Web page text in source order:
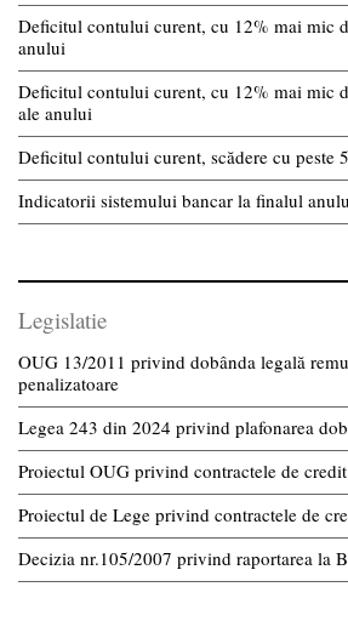
Deficitul contului curent, cu 12% mai mic
anului
Deficitul contului curent, cu 12% mai mic
ale anului
Deficitul contului curent, scădere cu peste
Indicatorii sistemului bancar la finalul
Legislatie
OUG 13/2011 privind dobânda legală
penalizatoare
Legea 243 din 2024 privind plafonarea
Proiectul OUG privind contractele de
Proiectul de Lege privind contractele de
Decizia nr.105/2007 privind raportarea la